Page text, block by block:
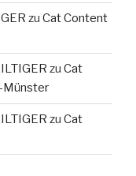
zu Cat Content
zu Cat
Münster
zu Cat